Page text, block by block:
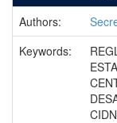
Authors:
Keywords: